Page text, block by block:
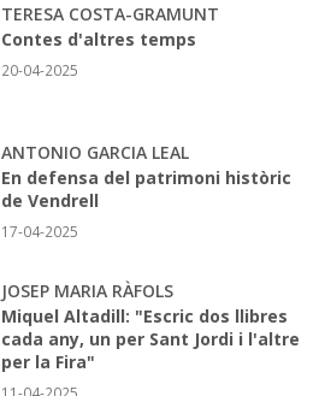
TERESA COSTA-GRAMUNT
Contes d'altres temps
20-04-2025
ANTONIO GARCIA LEAL
En defensa del patrimoni històric
de Vendrell
17-04-2025
JOSEP MARIA RÀFOLS
Miquel Altadill: "Escric dos llibres
cada any, un per Sant Jordi i l'altre
per la Fira"